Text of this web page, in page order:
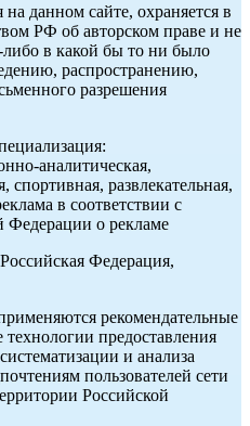
данном сайте, охраняется в
РФ об авторском праве и не
в какой бы то ни было
распространению,
разрешения
аналитическая,
спортивная, развлекательная,
в соответствии с
Федерации о рекламе
Федерация,
рекомендательные
предоставления
и анализа
пользователей сети
Российской